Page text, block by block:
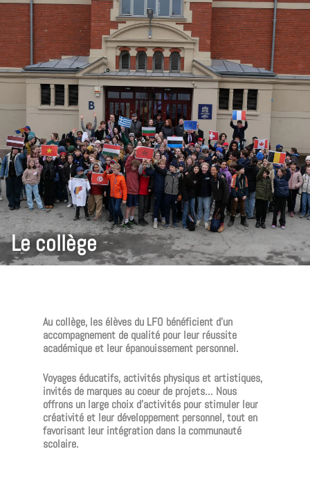
Le collège
Au collège, les élèves du LFO bénéficient d’un
accompagnement de qualité pour leur réussite
académique et leur épanouissement personnel.
Voyages éducatifs, activités physiqus et artistiques,
invités de marques au coeur de projets… Nous
offrons un large choix d’activités pour stimuler leur
créativité et leur développement personnel, tout en
favorisant leur intégration dans la communauté
scolaire.